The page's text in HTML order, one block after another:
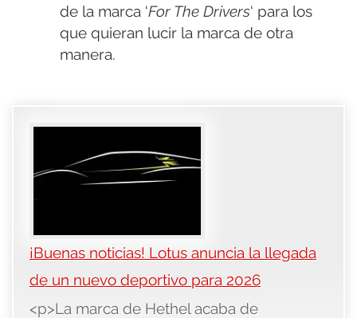
de la marca ‘For The Drivers‘ para los
que quieran lucir la marca de otra
manera.
¡Buenas noticias! Lotus anuncia la llegada
de un nuevo deportivo para 2026
<p>La marca de Hethel acaba de